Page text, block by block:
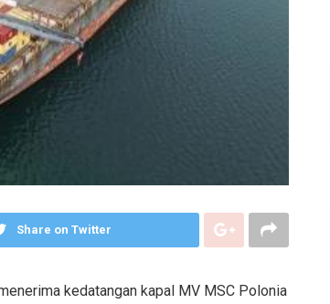
Share on Twitter
kedatangan kapal MV MSC Polonia